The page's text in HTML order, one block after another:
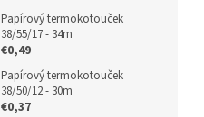
Papírový termokotouček
38/55/17 - 34m
€0,49
Papírový termokotouček
38/50/12 - 30m
€0,37